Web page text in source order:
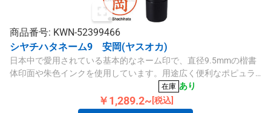
商品番号: KWN-52399466
シヤチハタネーム9 安岡(ヤスオカ)
日本中で愛用されている基本的なネーム印で、直径9.5mmの楷書
体印面や朱色インクを使用しています。用途広く便利なポピュラ
在庫 あり
￥1,289.2~ [税込]